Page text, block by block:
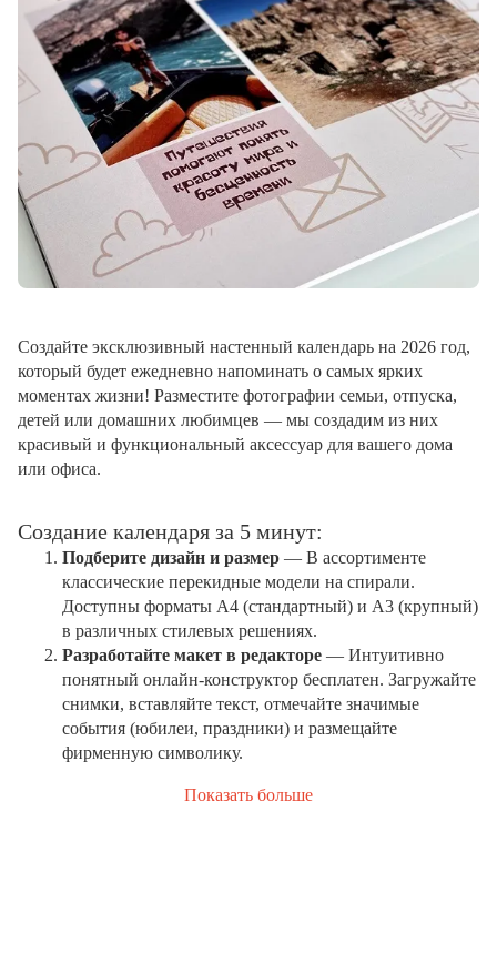
Создайте эксклюзивный настенный календарь на 2026 год,
который будет ежедневно напоминать о самых ярких
моментах жизни! Разместите фотографии семьи, отпуска,
детей или домашних любимцев — мы создадим из них
красивый и функциональный аксессуар для вашего дома
или офиса.
Создание календаря за 5 минут:
Подберите дизайн и размер — В ассортименте
классические перекидные модели на спирали.
Доступны форматы А4 (стандартный) и А3 (крупный)
в различных стилевых решениях.
Разработайте макет в редакторе — Интуитивно
понятный онлайн-конструктор бесплатен. Загружайте
снимки, вставляйте текст, отмечайте значимые
события (юбилеи, праздники) и размещайте
фирменную символику.
Показать больше